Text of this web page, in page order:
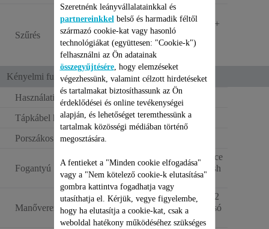
Szűrés
HABSZŰRŐ +
CIKLONSZŰRŐ +
RENDKÍVÜL
HATÉKONY
Kényelmi funkciók
Használati hatókör
8,8 m
Tápkábel hossza
6,2 m
Porszákos kapacitás
Fogantyú
Ergo Comfort Silence
fogantyú Easy Brush
tisztítókefével
Manőverezhetőség
1 db 360° kerék + 2
db nagy méretű hátsó
kerék
Szeretnénk leányvállalatainkkal és
partnereinkkel belső és harmadik féltől
származó cookie-kat vagy hasonló
technológiákat (együttesen: "Cookie-k")
felhasználni az Ön adatainak
összegyűjtésére, hogy elemzéseket
végezhessünk, valamint célzott hirdetéseket
és tartalmakat biztosíthassunk az Ön
érdeklődései és online tevékenységei
alapján, és lehetőséget teremthessünk a
tartalmak közösségi médiában történő
megosztására.
A fentieket a "Minden cookie elfogadása"
vagy a "Nem kötelező cookie-k elutasítása"
gombra kattintva fogadhatja vagy
utasíthatja el. Kérjük, vegye figyelembe,
hogy ha elutasítja a cookie-kat, csak a
weboldal hatékony működéséhez szükséges